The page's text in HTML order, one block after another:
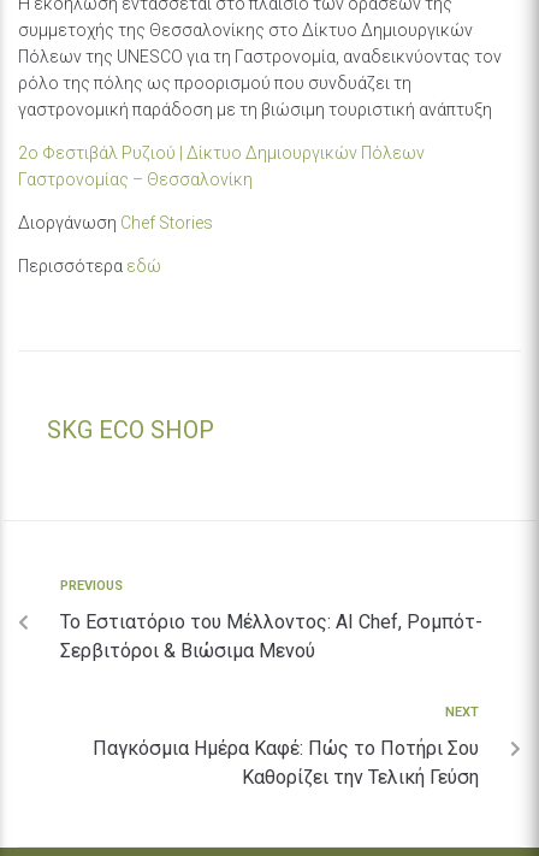
συμμετοχής της Θεσσαλονίκης στο Δίκτυο Δημιουργικών
Πόλεων της UNESCO για τη Γαστρονομία, αναδεικνύοντας τον
ρόλο της πόλης ως προορισμού που συνδυάζει τη
γαστρονομική παράδοση με τη βιώσιμη τουριστική ανάπτυξη
2ο Φεστιβάλ Ρυζιού | Δίκτυο Δημιουργικών Πόλεων
Γαστρονομίας – Θεσσαλονίκη
Διοργάνωση Chef Stories
Περισσότερα εδώ
SKG ECO SHOP
PREVIOUS
Το Εστιατόριο του Μέλλοντος: AI Chef, Ρομπότ-
Σερβιτόροι & Βιώσιμα Μενού
NEXT
Παγκόσμια Ημέρα Καφέ: Πώς το Ποτήρι Σου
Καθορίζει την Τελική Γεύση